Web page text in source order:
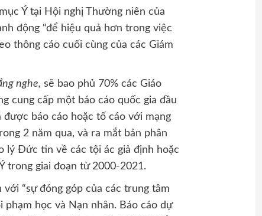
Ý tại Hội nghị Thường niên của
động “để hiệu quả hơn trong việc
thông cáo cuối cùng của các Giám
nghe, sẽ bao phủ 70% các Giáo
cung cấp một báo cáo quốc gia đầu
báo cáo hoặc tố cáo với mạng
2 năm qua, và ra mắt bản phân
lý Đức tin về các tội ác giả định hoặc
trong giai đoạn từ 2000-2021.
“sự đóng góp của các trung tâm
phạm học và Nạn nhân. Báo cáo dự